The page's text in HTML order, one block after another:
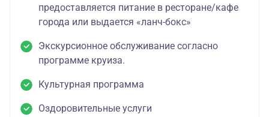
предоставляется питание в ресторане/кафе
города или выдается «ланч-бокс»
Экскурсионное обслуживание согласно
программе круиза.
Культурная программа
Оздоровительные услуги